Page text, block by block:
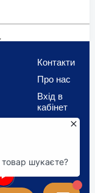
Контакти
Про нас
Вхід в
кабінет